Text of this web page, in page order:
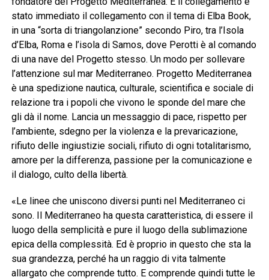
stato immediato il collegamento con il tema di Elba Book,
in una “sorta di triangolanzione” secondo Piro, tra l’Isola
d’Elba, Roma e l’isola di Samos, dove Perotti è al comando
di una nave del Progetto stesso. Un modo per sollevare
l’attenzione sul mar Mediterraneo. Progetto Mediterranea
è una spedizione nautica, culturale, scientifica e sociale di
relazione tra i popoli che vivono le sponde del mare che
gli dà il nome. Lancia un messaggio di pace, rispetto per
l’ambiente, sdegno per la violenza e la prevaricazione,
rifiuto delle ingiustizie sociali, rifiuto di ogni totalitarismo,
amore per la differenza, passione per la comunicazione e
il dialogo, culto della libertà.
«Le linee che uniscono diversi punti nel Mediterraneo ci
sono. Il Mediterraneo ha questa caratteristica, di essere il
luogo della semplicità e pure il luogo della sublimazione
epica della complessità. Ed è proprio in questo che sta la
sua grandezza, perché ha un raggio di vita talmente
allargato che comprende tutto. E comprende quindi tutte le